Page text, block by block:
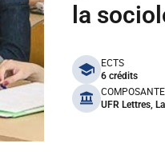
la
benefits
ECTS
6 crédits
COMPOSANTE
UFR Lettres,